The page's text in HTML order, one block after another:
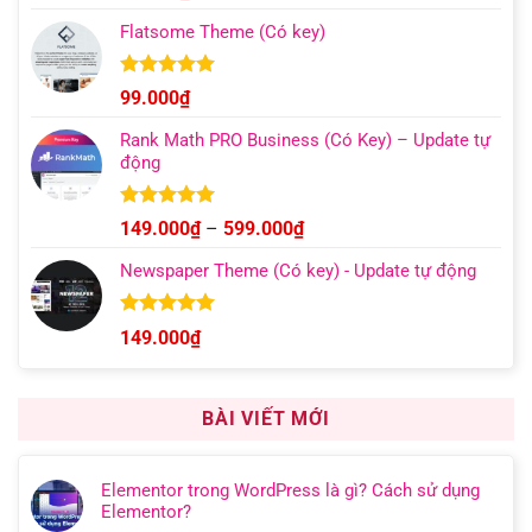
5 sao
Flatsome Theme (Có key)
Được xếp
hạng 4.95
5 sao
99.000₫
Rank Math PRO Business (Có Key) – Update tự
động
Được xếp
hạng 5.00
5 sao
149.000₫ – 599.000₫Khoảng
từ
Newspaper Theme (Có key) - Update tự động
Được xếp
hạng4.92
149.000₫
BÀI VIẾT MỚI
Elementor trong WordPress là gì? Cách sử dụng
Elementor?